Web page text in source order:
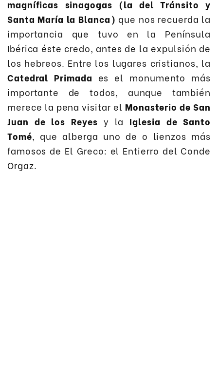
magníficas sinagogas (la del Tránsito y
Santa María la Blanca) que nos recuerda la
importancia que tuvo en la Península
Ibérica éste credo, antes de la expulsión de
los hebreos. Entre los lugares cristianos, la
Catedral Primada es el monumento más
importante de todos, aunque también
merece la pena visitar el Monasterio de San
Juan de los Reyes y la Iglesia de Santo
Tomé, que alberga uno de o lienzos más
famosos de El Greco: el Entierro del Conde
Orgaz.